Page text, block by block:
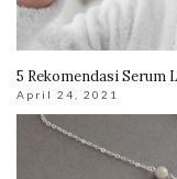
5 Rekomendasi Serum
April 24, 2021